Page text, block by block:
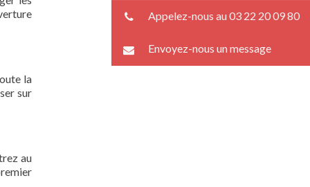
la
sur
au
Appelez-nous au 03 22 20 09 80
Envoyez-nous un message